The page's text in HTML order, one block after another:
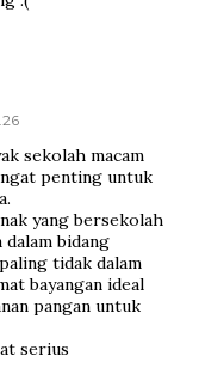
sekolah macam
penting untuk
yang bersekolah
bidang
tidak dalam
bayangan ideal
pangan untuk
serius